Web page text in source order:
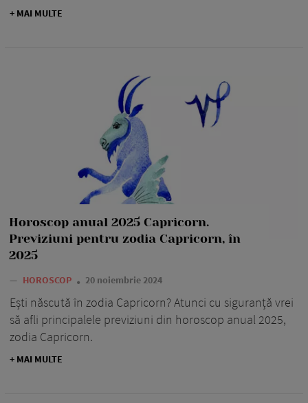
+ MAI MULTE
Horoscop anual 2025 Capricorn.
Previziuni pentru zodia Capricorn, în
2025
— HOROSCOP 20 noiembrie 2024
Ești născută în zodia Capricorn? Atunci cu siguranță vrei
să afli principalele previziuni din horoscop anual 2025,
zodia Capricorn.
+ MAI MULTE